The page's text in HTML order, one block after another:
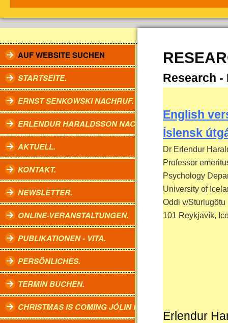
AUF WEBSITE SUCHEN
STARTSEITE.
ERNST SENKOWSKI NACHRUF.
ERLENDUR HARALDSSON NACHRUF.
AKTUELL.
KONTAKT.
NEWSLETTER.
ONLINE-VERANSTALTUNGEN.
PUBLIKATIONEN - VITA.
PERSÖNLICHES.
TERMIN BUCHEN.
CHRISTMAS IS COMING JÓLIN KOMA.
Research -
English
Íslensk
Dr Erlendur
Professor
Psychology
University of
Oddi v/Sturlugötu
101 Reykjavík,
Erlendur